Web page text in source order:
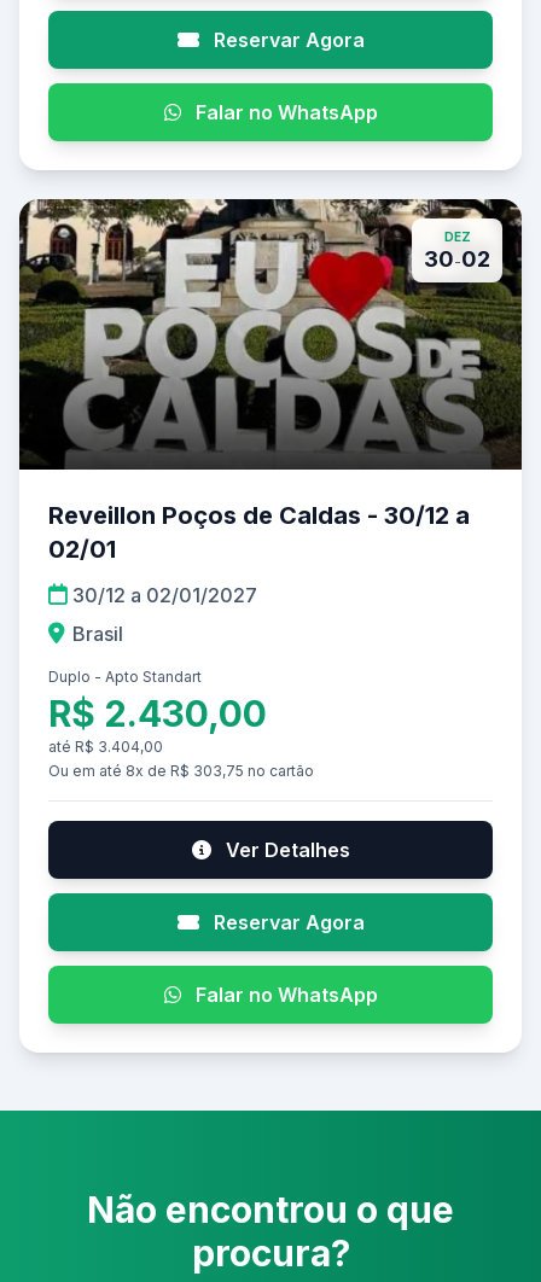
Reservar Agora
Falar no WhatsApp
DEZ
30-02
Reveillon Poços de Caldas - 30/12 a
02/01
30/12 a 02/01/2027
Brasil
Duplo - Apto Standart
R$ 2.430,00
até R$ 3.404,00
Ou em até 8x de R$ 303,75 no cartão
Ver Detalhes
Reservar Agora
Falar no WhatsApp
Não encontrou o que
procura?